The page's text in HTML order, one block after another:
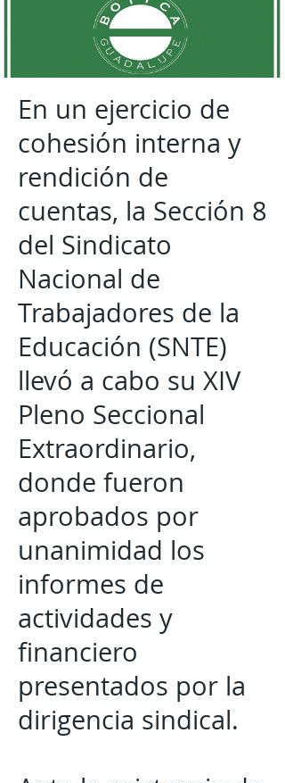
En un ejercicio de
cohesión interna y
rendición de
cuentas, la Sección 8
del Sindicato
Nacional de
Trabajadores de la
Educación (SNTE)
llevó a cabo su XIV
Pleno Seccional
Extraordinario,
donde fueron
aprobados por
unanimidad los
informes de
actividades y
financiero
presentados por la
dirigencia sindical.